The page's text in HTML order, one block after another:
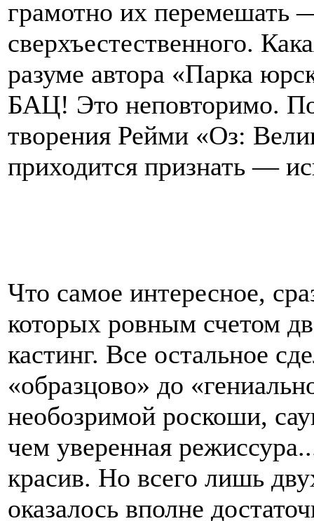
грамотно их перемешать
сверхъестественного.
разуме автора «Парка
БАЦ! Это неповторимо.
творения Рейми «Оз:
приходится признать —
Что самое интересное,
которых ровным счетом
кастинг. Все остальное
«образцово» до
необозримой роскоши,
чем уверенная
красив. Но всего лишь
оказалось вполне